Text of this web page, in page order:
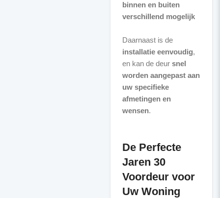
binnen en buiten
verschillend mogelijk
Daarnaast is de
installatie eenvoudig,
en kan de deur snel
worden aangepast aan
uw specifieke
afmetingen en
wensen.
De Perfecte
Jaren 30
Voordeur voor
Uw Woning